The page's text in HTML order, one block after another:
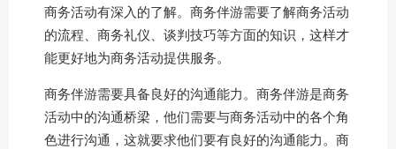
商务活动有深入的了解。商务伴游需要了解商务活动
的流程、商务礼仪、谈判技巧等方面的知识，这样才
能更好地为商务活动提供服务。
商务伴游需要具备良好的沟通能力。商务伴游是商务
活动中的沟通桥梁，他们需要与商务活动中的各个角
色进行沟通，这就要求他们要有良好的沟通能力。商